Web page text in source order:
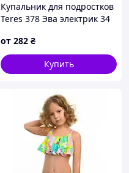
Купальник для подростков
Teres 378 Эва электрик 34
от 282 ₴
Купить